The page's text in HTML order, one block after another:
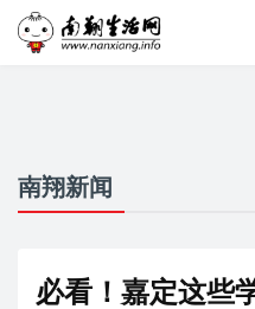
南翔新闻
必看！嘉定这些